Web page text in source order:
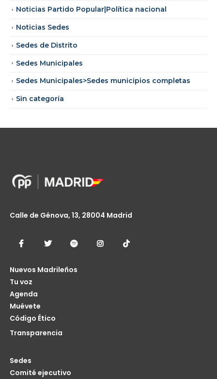
Noticias Partido Popular|Política nacional
Noticias Sedes
Sedes de Distrito
Sedes Municipales
Sedes Municipales>Sedes municipios completas
Sin categoría
Calle de Génova, 13, 28004 Madrid
Nuevos Madrileños
Tu voz
Agenda
Muévete
Código Ético
Transparencia
Sedes
Comité ejecutivo